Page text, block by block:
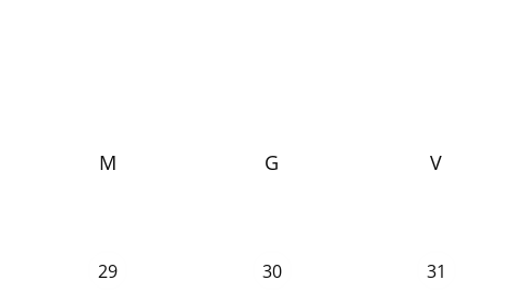
M G V
29 30 31